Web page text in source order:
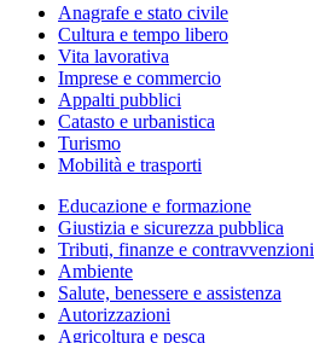
Anagrafe e stato civile
Cultura e tempo libero
Vita lavorativa
Imprese e commercio
Appalti pubblici
Catasto e urbanistica
Turismo
Mobilità e trasporti
Educazione e formazione
Giustizia e sicurezza pubblica
Tributi, finanze e contravvenzioni
Ambiente
Salute, benessere e assistenza
Autorizzazioni
Agricoltura e pesca